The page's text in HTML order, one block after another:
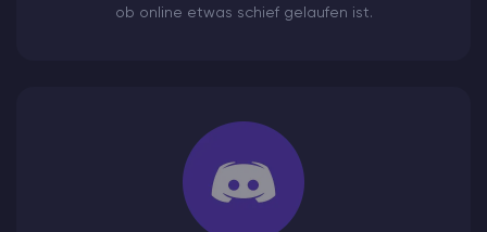
ob online etwas schief gelaufen ist.